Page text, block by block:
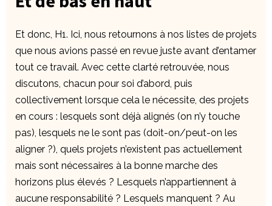
Et donc, H1. Ici, nous retournons à nos listes de projets
que nous avions passé en revue juste avant d’entamer
tout ce travail. Avec cette clarté retrouvée, nous
discutons, chacun pour soi d’abord, puis
collectivement lorsque cela le nécessite, des projets
en cours : lesquels sont déjà alignés (on n’y touche
pas), lesquels ne le sont pas (doit-on/peut-on les
aligner ?), quels projets n’existent pas actuellement
mais sont nécessaires à la bonne marche des
horizons plus élevés ? Lesquels n’appartiennent à
aucune responsabilité ? Lesquels manquent ? Au